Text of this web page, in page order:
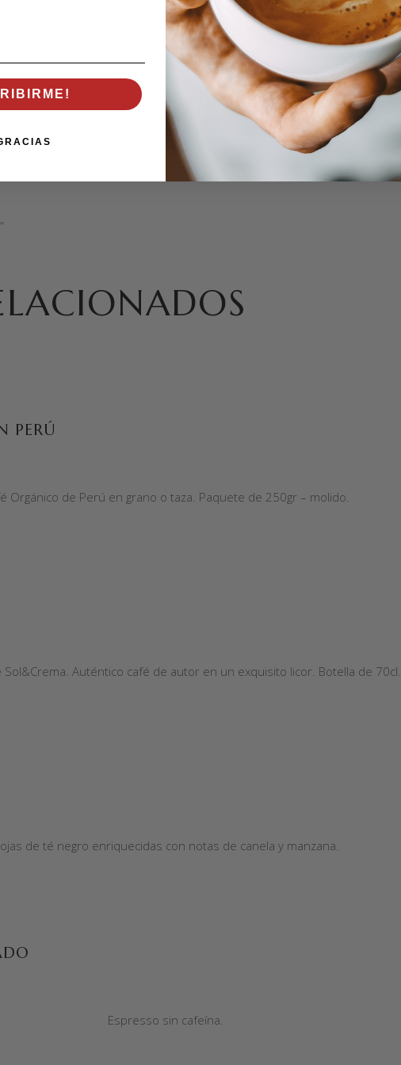
20 × 10 × 30 cm
Grano, Molido
1000g., 250g., 500g.
PERÚ
Orgánico de Perú en grano o taza. Paquete de 250gr – molido.
Sol&Crema. Auténtico café de autor en un exquisito licor. Botella de 70cl.
de té negro enriquecidas con notas de canela y manzana.
Espresso sin cafeína.